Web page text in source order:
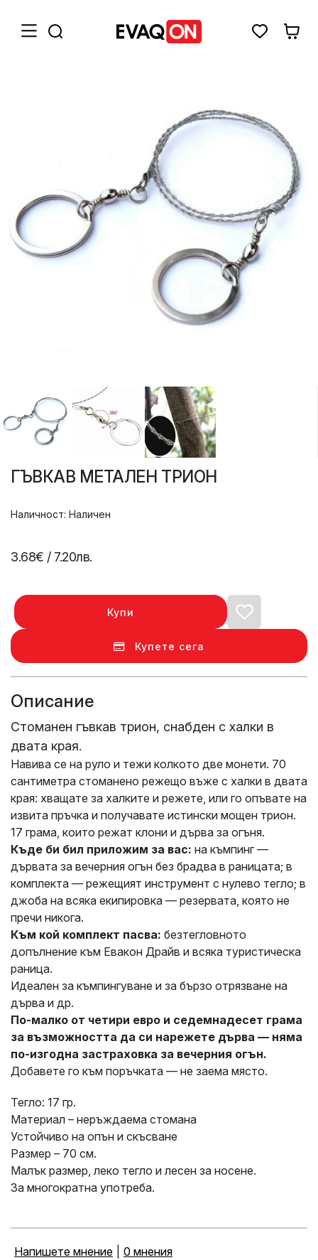
ГЪВКАВ МЕТАЛЕН ТРИОН
Наличност: Наличен
3.68€ / 7.20лв.
Купи
Купете сега
Описание
Стоманен гъвкав трион, снабден с халки в
двата края.
Навива се на руло и тежи колкото две монети. 70
сантиметра стоманено режещо въже с халки в двата
края: хващате за халките и режете, или го опъвате на
извита пръчка и получавате истински мощен трион.
17 грама, които режат клони и дърва за огъня.
Къде би бил приложим за вас: на къмпинг —
дървата за вечерния огън без брадва в раницата; в
комплекта — режещият инструмент с нулево тегло; в
джоба на всяка екипировка — резервата, която не
пречи никога.
Към кой комплект пасва: безтегловното
допълнение към Евакон Драйв и всяка туристическа
раница.
Идеален за къмпингуване и за бързо отрязване на
дърва и др.
По-малко от четири евро и седемнадесет грама
за възможността да си нарежете дърва — няма
по-изгодна застраховка за вечерния огън.
Добавете го към поръчката — не заема място.
Тегло: 17 гр.
Материал – неръждаема стомана
Устойчиво на опън и скъсване
Размер – 70 см.
Малък размер, леко тегло и лесен за носене.
За многократна употреба.
Напишете мнение 0 мнения